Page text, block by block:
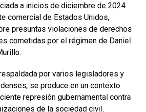
a inicios de diciembre de 2024
comercial de Estados Unidos,
presuntas violaciones de derechos
cometidas por el régimen de Daniel
por varios legisladores y
se produce en un contexto
represión gubernamental contra
de la sociedad civil.